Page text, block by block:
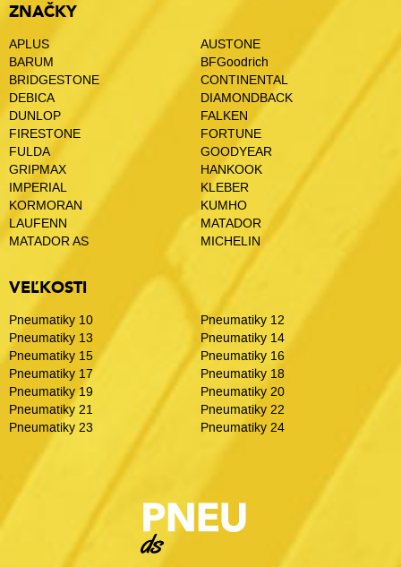
ZNAČKY
APLUS
AUSTONE
BARUM
BFGoodrich
BRIDGESTONE
CONTINENTAL
DEBICA
DIAMONDBACK
DUNLOP
FALKEN
FIRESTONE
FORTUNE
FULDA
GOODYEAR
GRIPMAX
HANKOOK
IMPERIAL
KLEBER
KORMORAN
KUMHO
LAUFENN
MATADOR
MATADOR AS
MICHELIN
VEĽKOSTI
Pneumatiky 10
Pneumatiky 12
Pneumatiky 13
Pneumatiky 14
Pneumatiky 15
Pneumatiky 16
Pneumatiky 17
Pneumatiky 18
Pneumatiky 19
Pneumatiky 20
Pneumatiky 21
Pneumatiky 22
Pneumatiky 23
Pneumatiky 24